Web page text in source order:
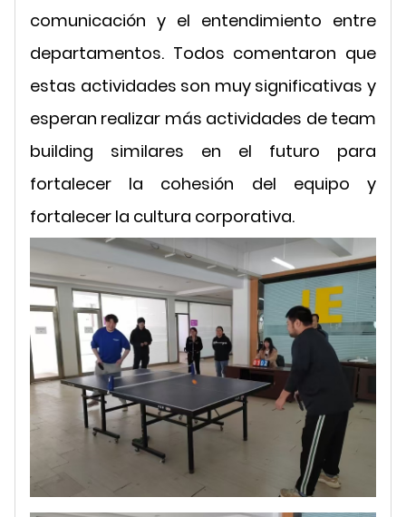
comunicación y el entendimiento entre
departamentos. Todos comentaron que
estas actividades son muy significativas y
esperan realizar más actividades de team
building similares en el futuro para
fortalecer la cohesión del equipo y
fortalecer la cultura corporativa.